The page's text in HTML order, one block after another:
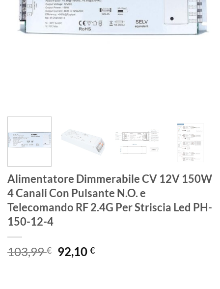
Alimentatore Dimmerabile CV 12V 150W
4 Canali Con Pulsante N.O. e
Telecomando RF 2.4G Per Striscia Led PH-
150-12-4
103,99€ Il
prezzo
92,10€Il